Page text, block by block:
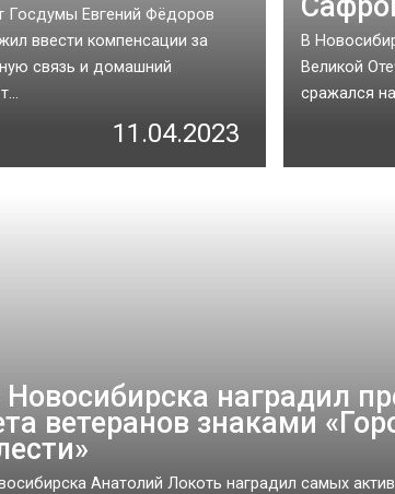
Госдумы Евгений Фёдоров
ввести компенсации за
связь и домашний
11.04.2023
В
Великой
сражался
наградил
ветеранов знаками
Анатолий Локоть наградил самых